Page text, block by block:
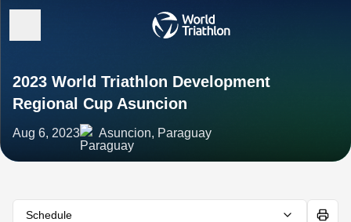
2023 World Triathlon Development
Regional Cup Asuncion
Aug 6, 2023 Asuncion, Paraguay
Schedule